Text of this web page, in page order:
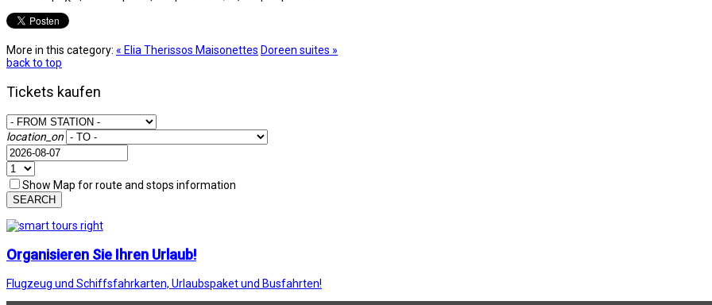
More in this category: « Elia Therissos Maisonettes Doreen suites »
back to top
Tickets kaufen
location_on
Show Map for route and stops information
SEARCH
Organisieren Sie Ihren Urlaub!
Flugzeug und Schiffsfahrkarten, Urlaubspaket und Busfahrten!